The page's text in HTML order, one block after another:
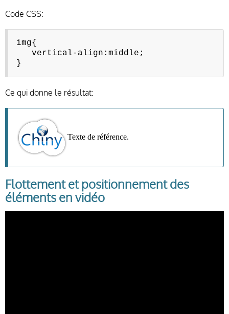
Code CSS:
img{
vertical-align:middle;
}
Ce qui donne le résultat:
Texte de référence.
Flottement et positionnement des
éléments en vidéo